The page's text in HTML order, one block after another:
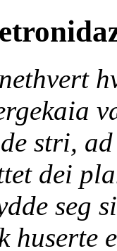
stri,
dei
seg
huserte